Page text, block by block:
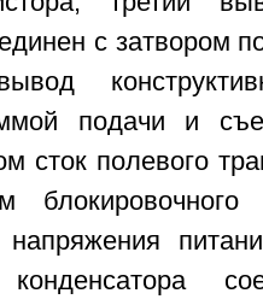
с затвором
подачи и
сток полевого
конденсатора